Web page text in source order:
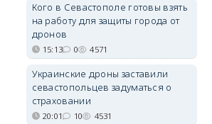
Кого в Севастополе готовы взять
на работу для защиты города от
дронов
15:13 0 4571
Украинские дроны заставили
севастопольцев задуматься о
страховании
20:01 10 4531